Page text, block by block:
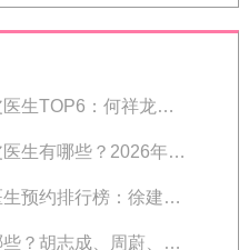
2026年天津知名双眼皮医生TOP6：何祥龙、卜胜利、关迪剑、邵妍、夏红福、毕小丽:好？
2026年石家庄割双眼皮医生有哪些？2026年石家庄双眼皮专家预约排行榜前十名大全
2026年郑州注射抗衰医生预约排行榜：徐建平、张歌、赵永华、张婉霞、王妍芝、唐喜、李娟、朱怡梦哪个好？
2026郑州隆鼻专家有哪些？胡志成、周蔚、张海洋、王启立、张鹏、李冰谁做鼻子更好？